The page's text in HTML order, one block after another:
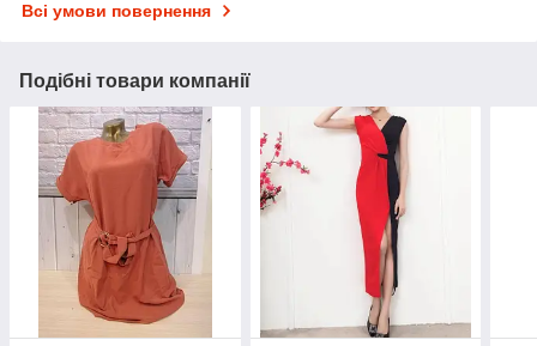
Всі умови повернення
Подібні товари компанії